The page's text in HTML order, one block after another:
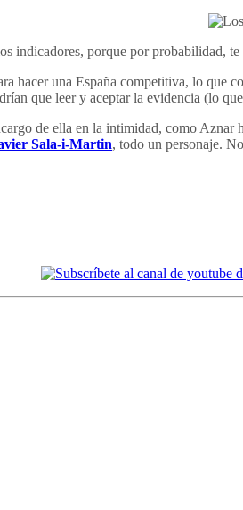
indicadores, porque por probabilidad,
hacer una España competitiva, lo
que leer y aceptar la evidencia (lo
de ella en la intimidad, como Aznar
Sala-i-Martin, todo un personaje.